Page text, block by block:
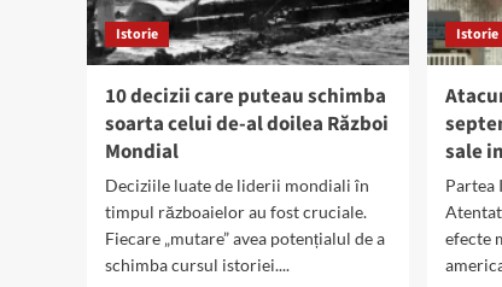
Istorie
10 decizii care puteau schimba
soarta celui de-al doilea Război
Mondial
Deciziile luate de liderii mondiali în
timpul războaielor au fost cruciale.
Fiecare „mutare” avea potențialul de a
schimba cursul istoriei....
Istorie
sale
Partea
efecte